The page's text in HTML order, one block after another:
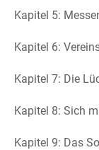
Kapitel 5:
Kapitel 6:
Kapitel 7: Die
Kapitel 8: Sich
Kapitel 9: Das